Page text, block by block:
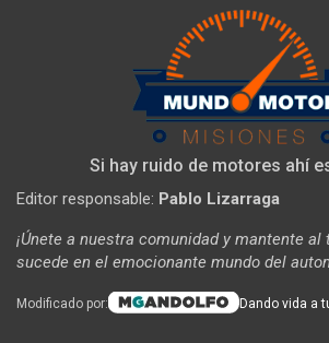
Si hay ruido de motores ahí
Editor responsable: Pablo Lizarraga
¡Únete a nuestra comunidad y mantente al
sucede en el emocionante mundo del
Modificado por: Dando vida a